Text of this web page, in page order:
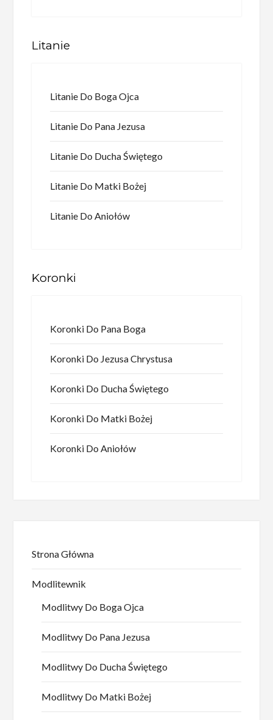
Litanie
Litanie Do Boga Ojca
Litanie Do Pana Jezusa
Litanie Do Ducha Świętego
Litanie Do Matki Bożej
Litanie Do Aniołów
Koronki
Koronki Do Pana Boga
Koronki Do Jezusa Chrystusa
Koronki Do Ducha Świętego
Koronki Do Matki Bożej
Koronki Do Aniołów
Strona Główna
Modlitewnik
Modlitwy Do Boga Ojca
Modlitwy Do Pana Jezusa
Modlitwy Do Ducha Świętego
Modlitwy Do Matki Bożej